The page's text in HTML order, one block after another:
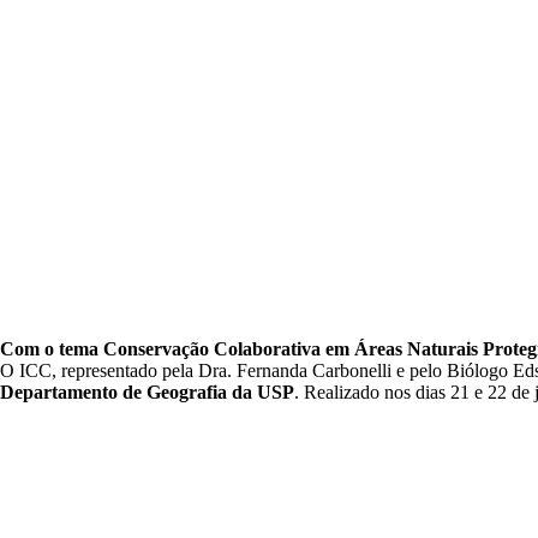
Com o tema Conservação Colaborativa em Áreas Naturais
O ICC, representado pela Dra. Fernanda Carbonelli e pelo Biólogo
Departamento de Geografia da USP. Realizado nos dias 21 e 22 de